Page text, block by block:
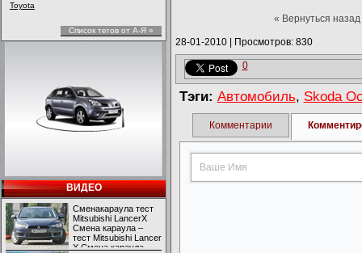
Toyota
Список тегов от А-Я »
ВИДЕО
Сменакараула тест
Mitsubishi LancerX
Смена караула –
тест Mitsubishi Lancer
X Смена караула –
« Вернуться назад
28-01-2010| Просмотров: 830
0
Тэги: Автомобиль, Skoda
Комментарии